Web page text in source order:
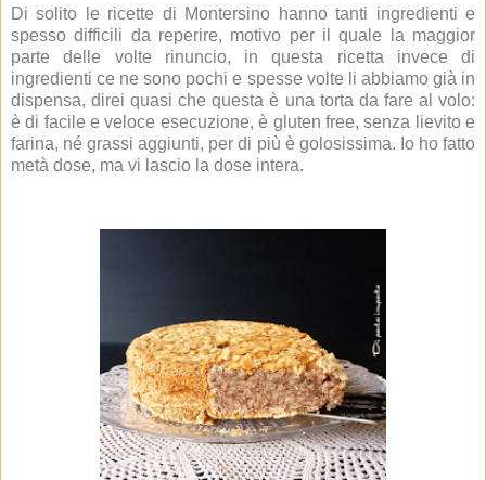
Di solito le ricette di Montersino hanno tanti ingredienti e
spesso difficili da reperire, motivo per il quale la maggior
parte delle volte rinuncio, in questa ricetta invece di
ingredienti ce ne sono pochi e spesse volte li abbiamo già in
dispensa, direi quasi che questa è una torta da fare al volo:
è di facile e veloce esecuzione, è gluten free, senza lievito e
farina, né grassi aggiunti, per di più è golosissima. Io ho fatto
metà dose, ma vi lascio la dose intera.